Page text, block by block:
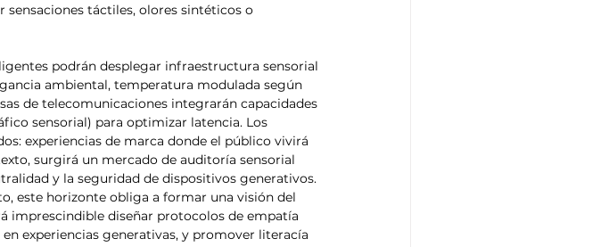
sensaciones táctiles, olores sintéticos o
podrán desplegar infraestructura sensorial
ambiental, temperatura modulada según
de telecomunicaciones integrarán capacidades
sensorial) para optimizar latencia. Los
experiencias de marca donde el público vivirá
surgirá un mercado de auditoría sensorial
y la seguridad de dispositivos generativos.
este horizonte obliga a formar una visión del
imprescindible diseñar protocolos de empatía
experiencias generativas, y promover literacía